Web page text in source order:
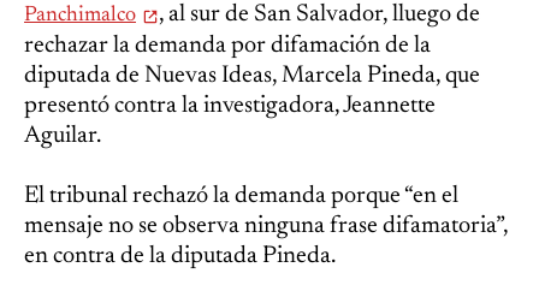
Panchimalco
, al sur de San Salvador, lluego de
rechazar la demanda por difamación de la
diputada de Nuevas Ideas, Marcela Pineda, que
presentó contra la investigadora, Jeannette
Aguilar.
El tribunal rechazó la demanda porque “en el
mensaje no se observa ninguna frase difamatoria”,
en contra de la diputada Pineda.